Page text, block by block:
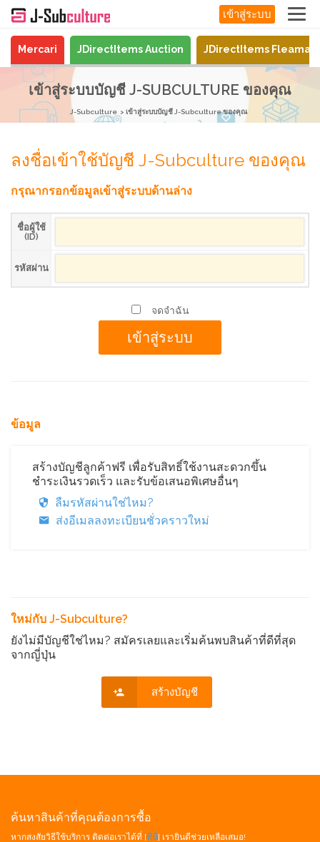
เข้าสู่ระบบ
Mercari JDirectItems Auction JDirectItems
เข้าสู่ระบบบัญชี J-SUBCULTURE ของคุณ
J-Subculture เข้าสู่ระบบบัญชี J-Subculture ของคุณ
ลงชื่อเข้าใช้บัญชี J-Subculture ของคุณ
กรุณากรอกข้อมูลเข้าสู่ระบบด้านล่าง
ชื่อผู้ใช้
(ID)
รหัสผ่าน
จดจำฉัน
ข้อมูล
สร้างบัญชีลูกค้าฟรี เพื่อรับสิทธิ์ใช้งานสะดวกขึ้น
ชำระเงินรวดเร็ว และรับข้อเสนอพิเศษอื่นๆ
ลืมรหัสผ่านใช่ไหม?
ส่งอีเมลลงทะเบียนชั่วคราวใหม่
ใหม่กับ J-Subculture?
ยังไม่มีบัญชีใช่ไหม? สมัครเลยและเริ่มค้นพบสินค้าที่ดีที่สุด
จากญี่ปุ่น
สร้างบัญชี
ค้นหาสินค้าที่คุณต้องการซื้อ
หากสงสัยวิธีใช้บริการ ติดต่อเราได้ที่ [ที่นี่] เรายินดีช่วยเหลือเสมอ!